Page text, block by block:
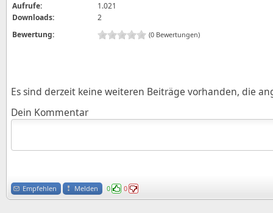
Aufrufe:
1.021
Downloads:
2
Bewertung:
(0 Bewertungen)
Es sind derzeit keine weiteren Beiträge vorhanden, die
Dein Kommentar
Empfehlen Melden 0 0